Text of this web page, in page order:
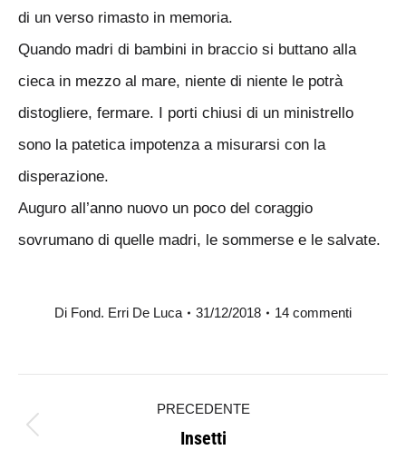
di un verso rimasto in memoria.
Quando madri di bambini in braccio si buttano alla
cieca in mezzo al mare, niente di niente le potrà
distogliere, fermare. I porti chiusi di un ministrello
sono la patetica impotenza a misurarsi con la
disperazione.
Auguro all’anno nuovo un poco del coraggio
sovrumano di quelle madri, le sommerse e le salvate.
Di Fond. Erri De Luca 31/12/2018 14 commenti
tra
PRECEDENTE
Post
Insetti